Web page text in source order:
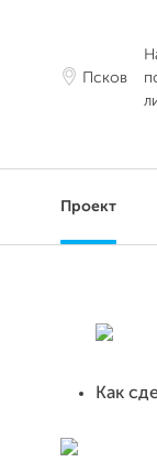
Псков
Проект
Как